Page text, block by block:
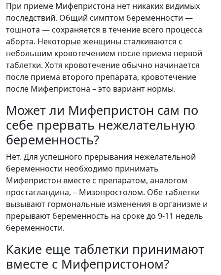
При приеме Мифепристона нет никаких видимых
последствий. Общий симптом беременности —
тошнота — сохраняется в течение всего процесса
аборта. Некоторые женщины сталкиваются с
небольшим кровотечением после приема первой
таблетки. Хотя кровотечение обычно начинается
после приема второго препарата, кровотечение
после Мифепристона – это вариант нормы.
Может ли Мифепристон сам по
себе прервать нежелательную
беременность?
Нет. Для успешного прерывания нежелательной
беременности необходимо принимать
Мифепристон вместе с препаратом, аналогом
простагландина, – Мизопростолом. Обе таблетки
вызывают гормональные изменения в организме и
прерывают беременность на сроке до 9-11 недель
беременности.
Какие еще таблетки принимают
вместе с Мифепристоном?